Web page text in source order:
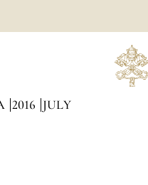
2016 JULY